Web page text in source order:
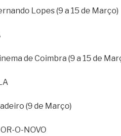
Lopes (9 a 15 de Março)
de Coimbra (9 a 15 de
(9 de Março)
O-NOVO